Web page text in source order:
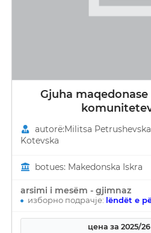
Gjuha
autorë:Militsa
Kotevska
botues: Makedonska Iskra
arsimi i mesëm - gjimnaz
изборно подрачје: lëndët e
цена за 2025/